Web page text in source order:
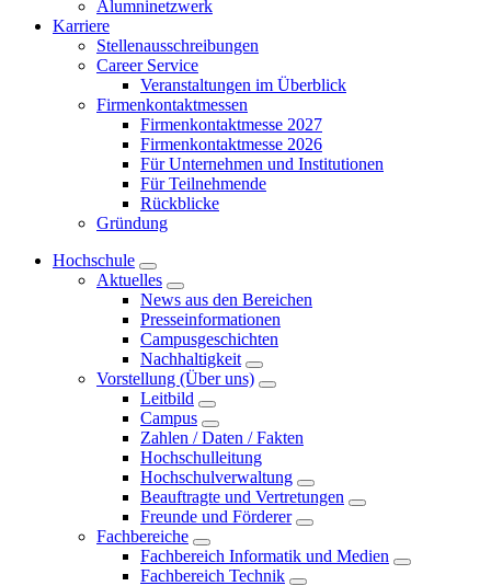
Alumninetzwerk
Karriere
Stellenausschreibungen
Career Service
Veranstaltungen im Überblick
Firmenkontaktmessen
Firmenkontaktmesse 2027
Firmenkontaktmesse 2026
Für Unternehmen und Institutionen
Für Teilnehmende
Rückblicke
Gründung
Hochschule
Aktuelles
News aus den Bereichen
Presseinformationen
Campusgeschichten
Nachhaltigkeit
Vorstellung (Über uns)
Leitbild
Campus
Zahlen / Daten / Fakten
Hochschulleitung
Hochschulverwaltung
Beauftragte und Vertretungen
Freunde und Förderer
Fachbereiche
Fachbereich Informatik und Medien
Fachbereich Technik